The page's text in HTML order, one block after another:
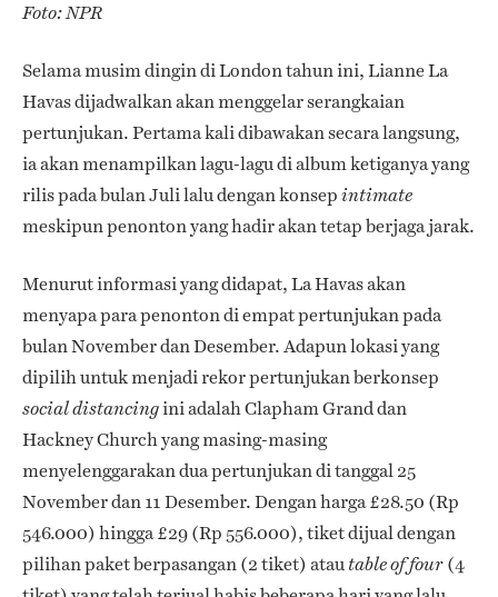
Foto: NPR
Selama musim dingin di London tahun ini, Lianne La
Havas dijadwalkan akan menggelar serangkaian
pertunjukan. Pertama kali dibawakan secara langsung,
ia akan menampilkan lagu-lagu di album ketiganya yang
rilis pada bulan Juli lalu dengan konsep intimate
meskipun penonton yang hadir akan tetap berjaga jarak.
Menurut informasi yang didapat, La Havas akan
menyapa para penonton di empat pertunjukan pada
bulan November dan Desember. Adapun lokasi yang
dipilih untuk menjadi rekor pertunjukan berkonsep
social distancingini adalah Clapham Grand dan
Hackney Church yang masing-masing
menyelenggarakan dua pertunjukan di tanggal 25
November dan 11 Desember. Dengan harga £28.50 (Rp
546.000) hingga £29 (Rp 556.000), tiket dijual dengan
pilihan paket berpasangan (2 tiket) atau table of four (4